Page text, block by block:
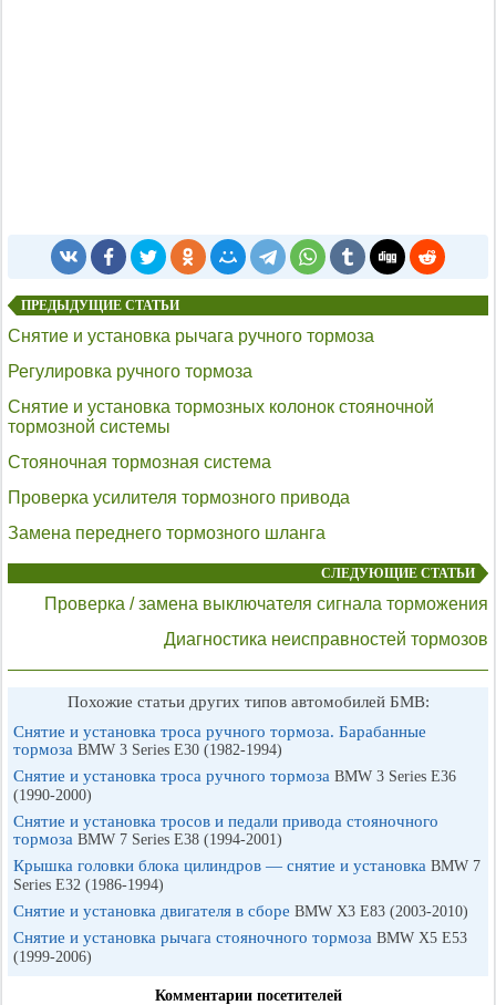
ПРЕДЫДУЩИЕ СТАТЬИ
Снятие и установка рычага ручного тормоза
Регулировка ручного тормоза
Снятие и установка тормозных колонок стояночной
тормозной системы
Стояночная тормозная система
Проверка усилителя тормозного привода
Замена переднего тормозного шланга
СЛЕДУЮЩИЕ СТАТЬИ
Проверка / замена выключателя сигнала торможения
Диагностика неисправностей тормозов
Похожие статьи других типов автомобилей БМВ:
Снятие и установка троса ручного тормоза. Барабанные
тормоза BMW 3 Series E30 (1982-1994)
Снятие и установка троса ручного тормоза BMW 3 Series E36
(1990-2000)
Снятие и установка тросов и педали привода стояночного
тормоза BMW 7 Series E38 (1994-2001)
Крышка головки блока цилиндров — снятие и установка BMW 7
Series E32 (1986-1994)
Снятие и установка двигателя в сборе BMW X3 E83 (2003-2010)
Снятие и установка рычага стояночного тормоза BMW X5 E53
(1999-2006)
Комментарии посетителей